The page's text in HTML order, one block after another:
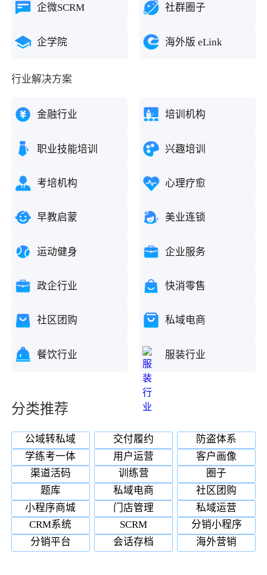
企微SCRM 社群圈子
企学院 海外版 eLink
行业解决方案
金融行业 培训机构
职业技能培训 兴趣培训
考培机构 心理疗愈
早教启蒙 美业连锁
运动健身 企业服务
政企行业 快消零售
社区团购 私域电商
餐饮行业 服装行业
分类推荐
公域转私域 交付履约
防盗体系
学练考一体
用户运营
客户画像
渠道活码
训练营
圈子
题库
私域电商
社区团购
小程序商城
门店管理
私域运营
CRM系统
SCRM
分销小程序
分销平台
会话存档 海外营销